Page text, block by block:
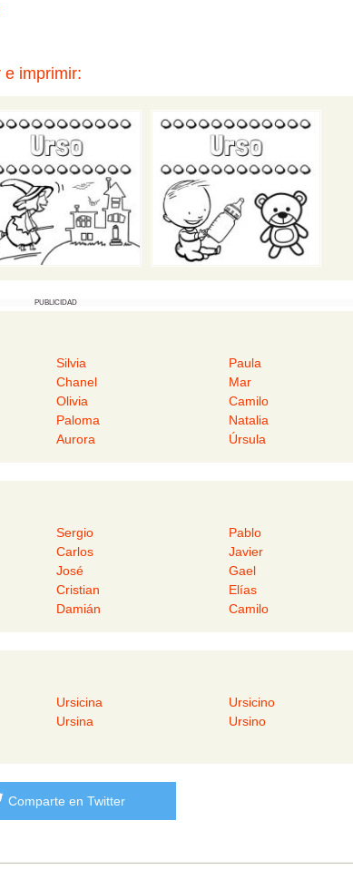
e imprimir:
PUBLICIDAD
Silvia
Paula
Chanel
Mar
Olivia
Camilo
Paloma
Natalia
Aurora Úrsula
Sergio
Pablo
Carlos
Javier
José
Gael
Cristian
Elías
Damián Camilo
Ursicina
Ursicino
Ursina
Ursino
Comparte en Twitter